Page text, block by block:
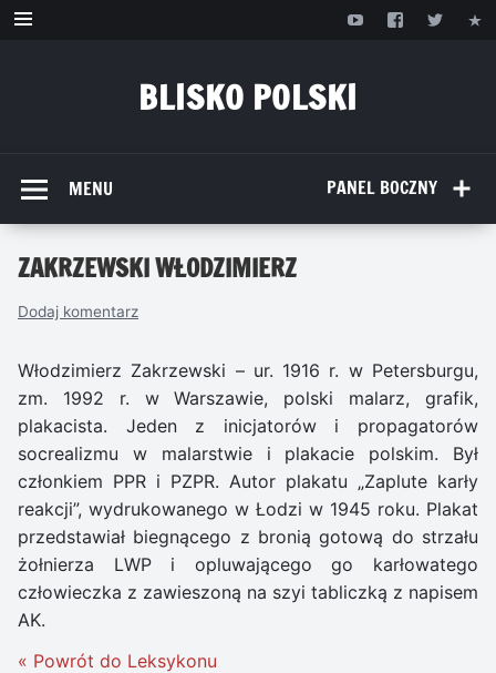
Przejdź
BLISKO POLSKI
PANEL BOCZNY
MENU
ZAKRZEWSKI WŁODZIMIERZ
Dodaj komentarz
Włodzimierz Zakrzewski – ur. 1916 r. w Petersburgu,
zm. 1992 r. w Warszawie, polski malarz, grafik,
plakacista. Jeden z inicjatorów i propagatorów
socrealizmu w malarstwie i plakacie polskim. Był
członkiem PPR i PZPR. Autor plakatu „Zaplute karły
reakcji”, wydrukowanego w Łodzi w 1945 roku. Plakat
przedstawiał biegnącego z bronią gotową do strzału
żołnierza LWP i opluwającego go karłowatego
człowieczka z zawieszoną na szyi tabliczką z napisem
AK.
« Powrót do Leksykonu